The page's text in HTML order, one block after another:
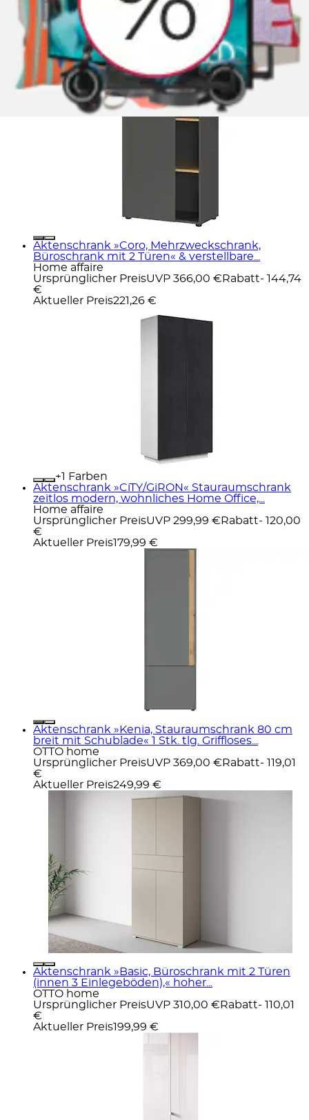
Aktenschrank »Adrano« passend für Ordner, in 2
Höhen, beidseitig montierbar, Made in...
GERMANIA
Ursprünglicher Preis
UVP 339,00 €Rabatt
- 217,22
Aktueller Preisab
Aktenschrank »Coro, Mehrzweckschrank,
Büroschrank mit 2 Türen« & verstellbare...
Home affaire
Ursprünglicher PreisUVP 366,00 € Rabatt- 144,74
€
Aktueller Preis221,26 €
+
Farben
Aktenschrank »CiTY/GiRON« Stauraumschrank
zeitlos modern, wohnliches Home Office,...
Home affaire
Ursprünglicher PreisUVP 299,99 € Rabatt- 120,00
€
Aktueller Preis179,99 €
Aktenschrank »Kenia, Stauraumschrank 80 cm
breit mit Schublade« 1 Stk. tlg. Griffloses...
OTTO home
Ursprünglicher PreisUVP 369,00 € Rabatt- 119,01
€
Aktueller Preis249,99 €
Aktenschrank »Basic, Büroschrank mit 2 Türen
(innen 3 Einlegeböden),« hoher...
OTTO home
Ursprünglicher PreisUVP 310,00 € Rabatt- 110,01
€
Aktueller Preis199,99 €